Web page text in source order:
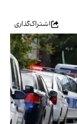
اشتراک‌گذاری